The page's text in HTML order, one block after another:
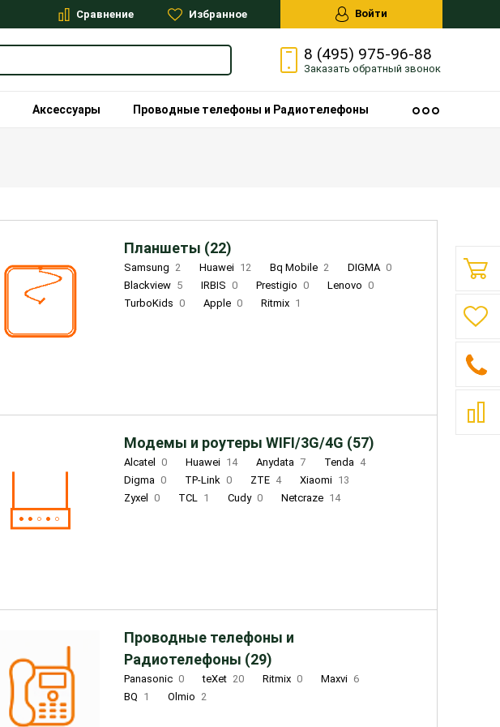
Сравнение Избранное Войти
8 (495) 975-96-88
Заказать обратный звонок
Аксессуары Проводные телефоны и Радиотелефоны
Планшеты (22)
Samsung 2 Huawei 12 Bq Mobile 2 DIGMA 0
Blackview 5 IRBIS 0 Prestigio 0 Lenovo 0
TurboKids 0 Apple 0 Ritmix 1
Модемы и роутеры WIFI/3G/4G (57)
Alcatel 0 Huawei 14 Anydata 7 Tenda 4
Digma 0 TP-Link 0 ZTE 4 Xiaomi 13
Zyxel
0 TCL 1 Cudy 0 Netcraze 14
Проводные телефоны и
Радиотелефоны (29)
Panasonic 0 teXet 20 Ritmix 0 Maxvi 6
BQ 1 Olmio 2